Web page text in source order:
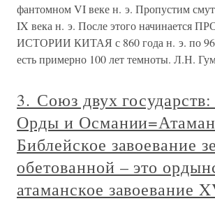
фантомном VI веке н. э. Пропустим
IX века н. э. После этого начинается
ИСТОРИИ КИТАЯ с 860 года н. э. по
есть примерно 100 лет темноты. Л.Н.
3. Союз двух
Орды и
Библейское завоевание
обетованной – это
атаманское завоевание